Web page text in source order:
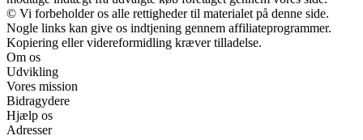
© Vi forbeholder os alle rettigheder til materialet på denne side.
Nogle links kan give os indtjening gennem affiliateprogrammer.
Kopiering eller videreformidling kræver tilladelse.
Om os
Udvikling
Vores mission
Bidragydere
Hjælp os
Adresser